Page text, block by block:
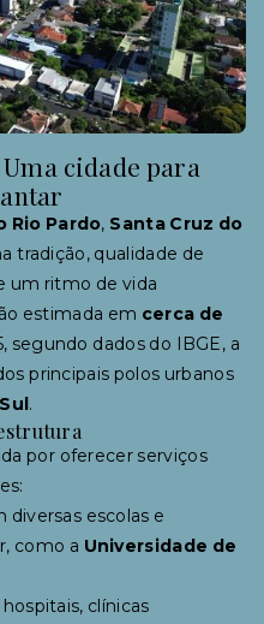
cidade para
Rio Pardo, Santa Cruz do
tradição, qualidade de
um ritmo de vida
estimada em cerca de
segundo dados do IBGE, a
principais polos urbanos
.
por oferecer serviços
escolas e
como a Universidade de
clínicas